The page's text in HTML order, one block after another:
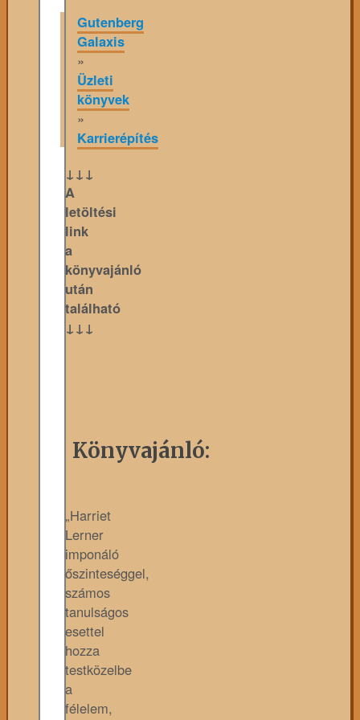
Gutenberg
Galaxis
»
Üzleti
könyvek
»
Karrierépítés
↓↓↓
A
letöltési
link
a
könyvajánló
után
található
↓↓↓
Könyvajánló:
„Harriet
Lerner
imponáló
őszinteséggel,
számos
tanulságos
esettel
hozza
testközelbe
a
félelem,